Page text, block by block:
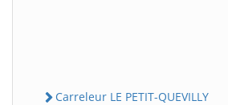
Carreleur LE PETIT-QUEVILLY